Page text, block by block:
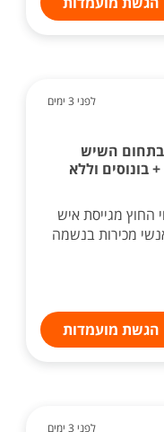
לפני 3 ימים
בתחום השיש
בונוסים וללא
מגייסת איש
מכירות בנשמה
הגשת מועמדות
לפני 3 ימים